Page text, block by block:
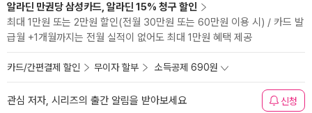
알라딘 만권당 삼성카드, 알라딘 15% 청구 할인
최대 1만원 또는 2만원 할인(전월 30만원 또는 60만원 이용 시) / 카드 발
급월 +1개월까지는 전월 실적이 없어도 최대 1만원 혜택 제공
카드/간편결제 할인 무이자 할부 소득공제 690원
관심 저자, 시리즈의 출간 알림을 받아보세요 신청